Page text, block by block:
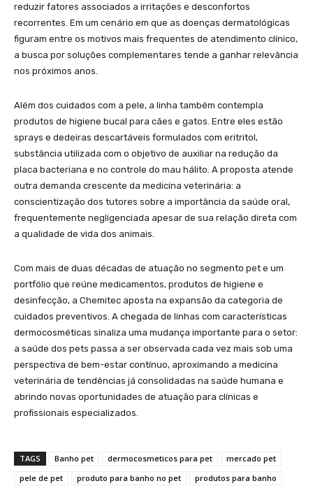
reduzir fatores associados a irritações e desconfortos
recorrentes. Em um cenário em que as doenças dermatológicas
figuram entre os motivos mais frequentes de atendimento clínico,
a busca por soluções complementares tende a ganhar relevância
nos próximos anos.
Além dos cuidados com a pele, a linha também contempla
produtos de higiene bucal para cães e gatos. Entre eles estão
sprays e dedeiras descartáveis formulados com eritritol,
substância utilizada com o objetivo de auxiliar na redução da
placa bacteriana e no controle do mau hálito. A proposta atende
outra demanda crescente da medicina veterinária: a
conscientização dos tutores sobre a importância da saúde oral,
frequentemente negligenciada apesar de sua relação direta com
a qualidade de vida dos animais.
Com mais de duas décadas de atuação no segmento pet e um
portfólio que reúne medicamentos, produtos de higiene e
desinfecção, a Chemitec aposta na expansão da categoria de
cuidados preventivos. A chegada de linhas com características
dermocosméticas sinaliza uma mudança importante para o setor:
a saúde dos pets passa a ser observada cada vez mais sob uma
perspectiva de bem-estar contínuo, aproximando a medicina
veterinária de tendências já consolidadas na saúde humana e
abrindo novas oportunidades de atuação para clínicas e
profissionais especializados.
TAGS Banho pet dermocosmeticos para pet
mercado pet
pele de pet
produto para banho no pet produtos para banho